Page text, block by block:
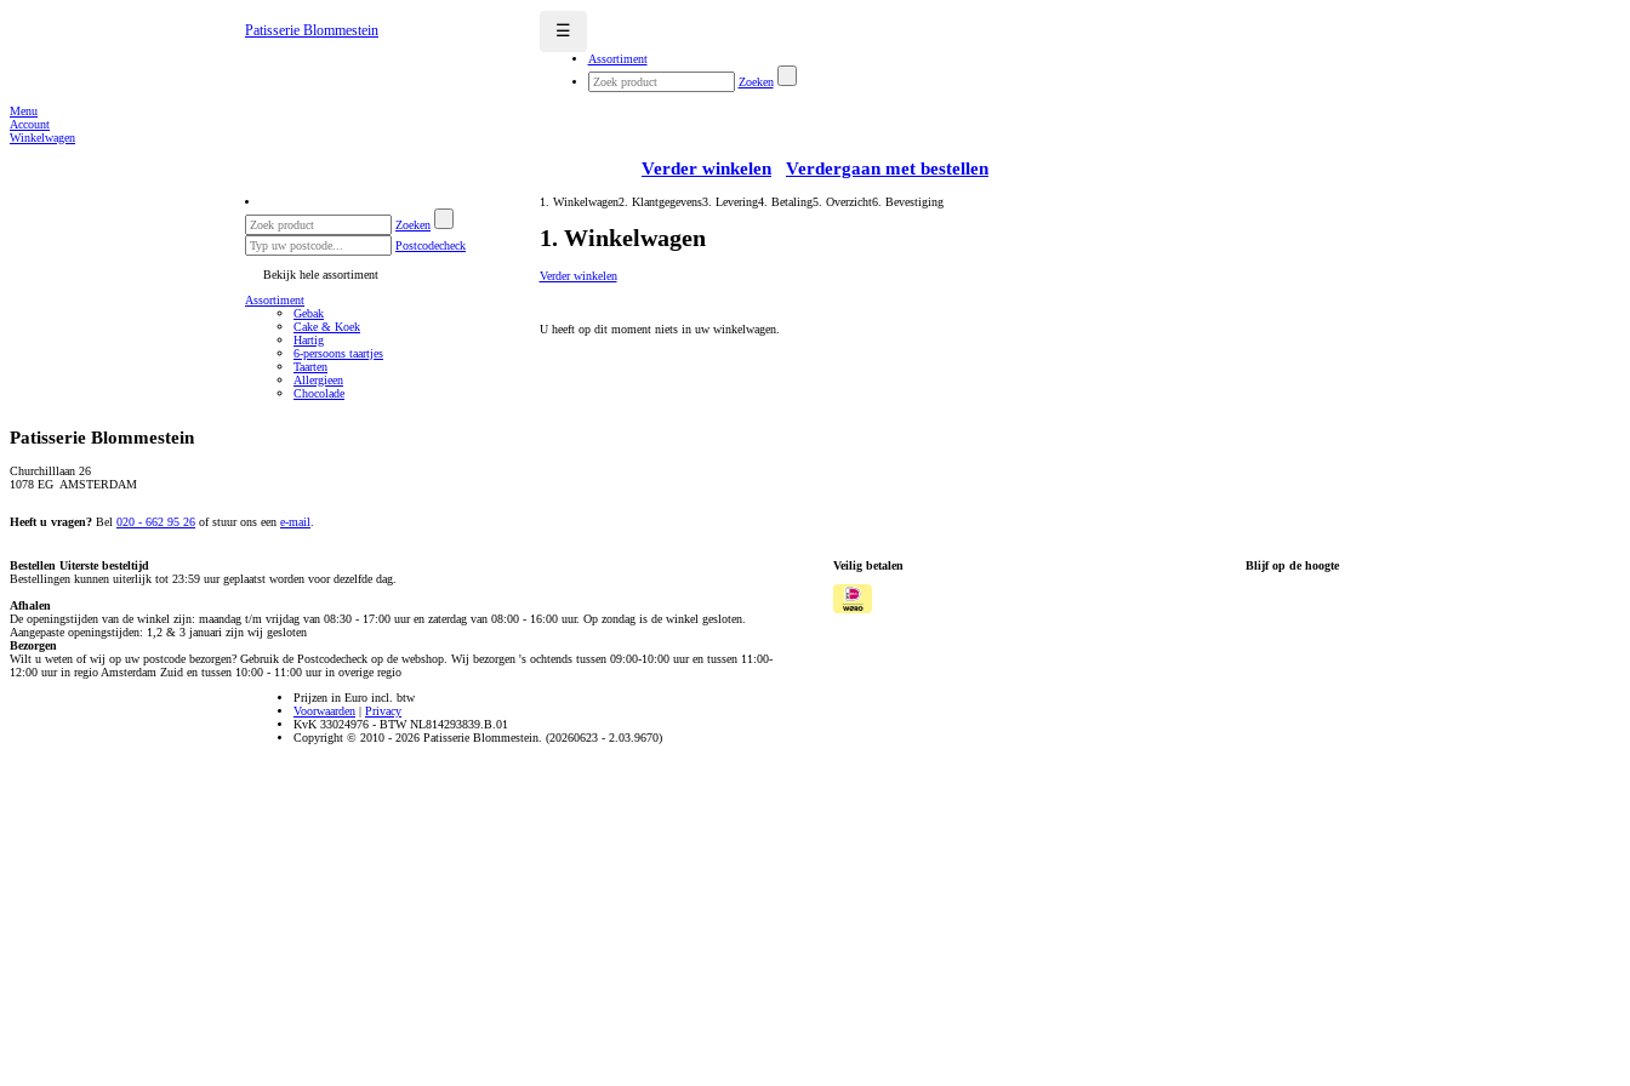
Patisserie Blommestein ☰
Assortiment
Zoeken
Menu
Account
Winkelwagen
Verder winkelen Verdergaan met bestellen
Zoeken
Postcodecheck
Bekijk hele assortiment
Assortiment
Gebak
Cake & Koek
Hartig
6-persoons taartjes
Taarten
Allergieen
Chocolade
1. Winkelwagen2. Klantgegevens3. Levering4. Betaling5. Overzicht6. Bevestiging
1. Winkelwagen
Verder winkelen
U heeft op dit moment niets in uw winkelwagen.
Patisserie Blommestein
Churchilllaan 26
1078 EG AMSTERDAM
Heeft u vragen? Bel 020 - 662 95 26 of stuur ons een e-mail
Bestellen Uiterste besteltijd
Bestellingen kunnen uiterlijk tot 23:59 uur geplaatst worden voor dezelfde dag.
Afhalen
De openingstijden van de winkel zijn: maandag t/m vrijdag van 08:30 - 17:00 uur en zaterdag van 08:00 - 16:00 uur. Op zondag is de winkel gesloten.
Aangepaste openingstijden: 1,2 & 3 januari zijn wij gesloten
Bezorgen
Wilt u weten of wij op uw postcode bezorgen? Gebruik de Postcodecheck op de webshop. Wij bezorgen 's ochtends tussen 09:00-10:00 uur en tussen 11:00-
12:00 uur in regio Amsterdam Zuid en tussen 10:00 - 11:00 uur in overige regio
Veilig betalen Blijf op de hoogte
Prijzen in Euro incl. btw
Voorwaarden | Privacy
KvK 33024976 - BTW NL814293839.B.01
Copyright © 2010 - 2026 Patisserie Blommestein. (20260623 - 2.03.9670)